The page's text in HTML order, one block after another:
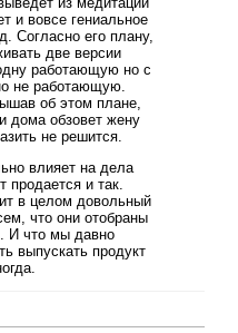
и вовсе гениальное
Согласно его плану,
две версии
работающую но с
не работающую.
об этом плане,
дома обзовет жену
не решится.
влияет на дела
и так.
в целом довольный
что они отобраны
И что мы давно
выпускать продукт